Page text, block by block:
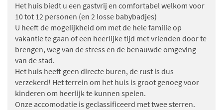
Het huis biedt u een gastvrij en comfortabel welkom voor
10 tot 12 personen (en 2 losse babybadjes)
U heeft de mogelijkheid om met de hele familie op
vakantie te gaan of een heerlijke tijd met vrienden door te
brengen, weg van de stress en de benauwde omgeving
van de stad.
Het huis heeft geen directe buren, de rust is dus
verzekerd! Het terrein om het huis is groot genoeg voor
kinderen om heerlijk te kunnen spelen.
Onze accomodatie is geclassificeerd met twee sterren.